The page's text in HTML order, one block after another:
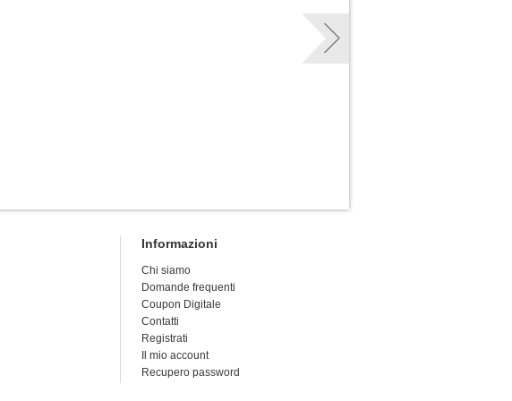
Informazioni
Chi siamo
Domande frequenti
Coupon Digitale
Contatti
Registrati
Il mio account
Recupero password